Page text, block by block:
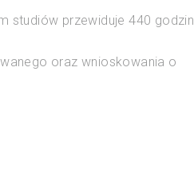
studiów przewiduje 440 godzin
oraz wnioskowania o